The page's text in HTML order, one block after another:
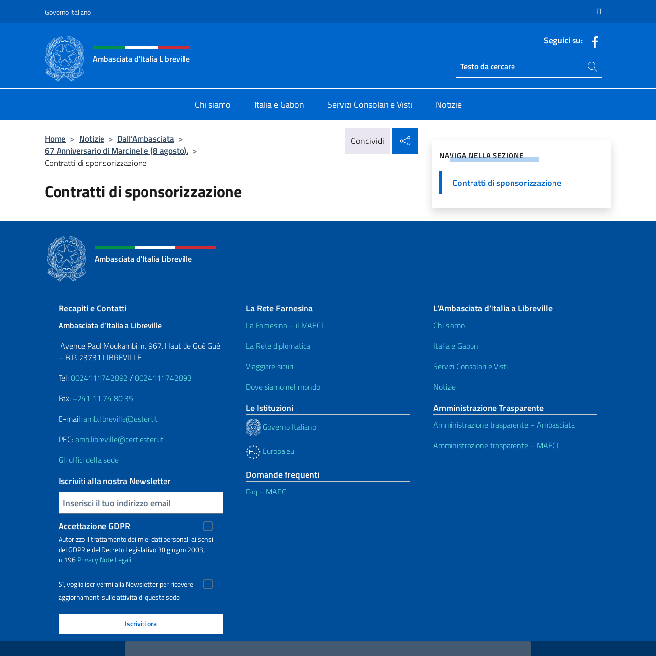
Governo Italiano IT
Intestazione sito, social e menù
Ambasciata d'Italia Libreville
Seguici su:
Ricerca sito live
Cerca nel sito
Chi siamo Italia e Gabon Servizi Consolari e Visti Notizie
Home > Notizie > Dall’Ambasciata >
67 Anniversario di Marcinelle (8 agosto). >
Contratti di sponsorizzazione
Condividi
Contratti di sponsorizzazione
NAVIGA NELLA SEZIONE
Contratti di sponsorizzazione
Ambasciata d'Italia Libreville
Sezione footer
Recapiti e Contatti
Ambasciata d’Italia a Libreville
Avenue Paul Moukambi, n. 967, Haut de Gué Gué
– B.P. 23731 LIBREVILLE
Tel:0024111742892 /0024111742893
Fax: +241 11 74 80 35
E-mail:amb.libreville@esteri.it
PEC:amb.libreville@cert.esteri.it
Gli uffici della sede
Iscriviti alla nostra Newsletter
Inserisci la tua email
Accettazione GDPR
Autorizzo il trattamento dei miei dati personali ai sensi
del GDPR e del Decreto Legislativo 30 giugno 2003,
n.196PrivacyNote Legali
Sì, voglio iscrivermi alla Newsletter per ricevere
aggiornamenti sulle attività di questa sede
La Rete Farnesina
La Farnesina – il MAECI
La Rete diplomatica
Viaggiare sicuri
Dove siamo nel mondo
Le Istituzioni
Governo Italiano
Europa.eu
Domande frequenti
Faq – MAECI
L’Ambasciata d’Italia a Libreville
Chi siamo
Italia e Gabon
Servizi Consolari e Visti
Notizie
Amministrazione Trasparente
Amministrazione trasparente – Ambasciata
Amministrazione trasparente – MAECI